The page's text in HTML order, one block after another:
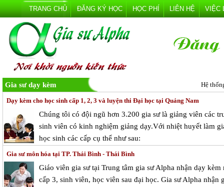
TRANG CHỦ ĐĂNG KÝ HỌC HỌC PHÍ LIÊN HỆ VIỆC
Gia sư dạy kèm Hệ
Dạy kèm cho học sinh cấp 1, 2, 3 và luyện thi Đại học tại Quảng Nam
Chúng tôi có đội ngũ hơn 3.200 gia sư là giảng viên các
sinh viên có kinh nghiệm giảng dạy.Với nhiệt huyết làm
học sinh các cấp cụ thể như sau:
Gia sư môn hóa tại TP. Thái Bình - Thái Bình
Giáo viên gia sư tại Trung tâm gia sư Alpha nhận dạy
cấp 3, sinh viên, học viên sau đại học. Gia sư Alpha